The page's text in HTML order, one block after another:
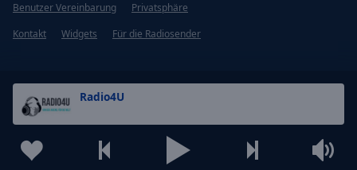
Radio4U
Benutzer Vereinbarung
Privatsphäre
Kontakt
Widgets Für die Radiosender